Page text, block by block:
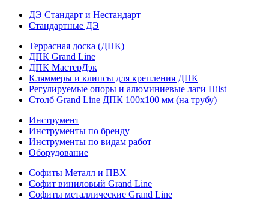
ДЭ Стандарт и Нестандарт
Стандартные ДЭ
Террасная доска (ДПК)
ДПК Grand Line
ДПК МастерДэк
Кляммеры и клипсы для крепления ДПК
Регулируемые опоры и алюминиевые лаги Hilst
Столб Grand Line ДПК 100х100 мм (на трубу)
Инструмент
Инструменты по бренду
Инструменты по видам работ
Оборудование
Софиты Металл и ПВХ
Софит виниловый Grand Line
Софиты металлические Grand Line